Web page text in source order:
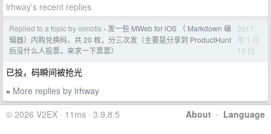
lrhway's recent replies
Replied to a topic by oimotis › 发一些 MWeb for iOS （ Markdown 编
辑器）内购兑换码，共 20 枚，分三次发（主要是分享到 ProductHunt
后没什么人投票，来求一下票票）
2017
年 1 月
10 日
已投，码瞬间被抢光
» More replies by lrhway
About · Language
© 2026 V2EX · 11ms · 3.9.8.5